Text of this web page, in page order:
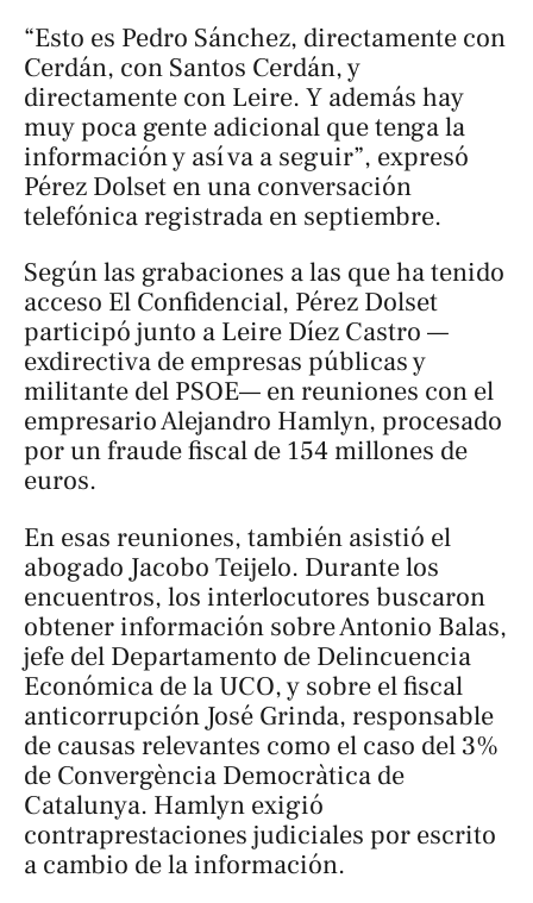
“Esto es Pedro Sánchez, directamente con
Cerdán, con Santos Cerdán, y
directamente con Leire. Y además hay
muy poca gente adicional que tenga la
información y así va a seguir”, expresó
Pérez Dolset en una conversación
telefónica registrada en septiembre.
Según las grabaciones a las que ha tenido
acceso El Confidencial, Pérez Dolset
participó junto a Leire Díez Castro —
exdirectiva de empresas públicas y
militante del PSOE— en reuniones con el
empresario Alejandro Hamlyn, procesado
por un fraude fiscal de 154 millones de
euros.
En esas reuniones, también asistió el
abogado Jacobo Teijelo. Durante los
encuentros, los interlocutores buscaron
obtener información sobre Antonio Balas,
jefe del Departamento de Delincuencia
Económica de la UCO, y sobre el fiscal
anticorrupción José Grinda, responsable
de causas relevantes como el caso del 3%
de Convergència Democràtica de
Catalunya. Hamlyn exigió
contraprestaciones judiciales por escrito
a cambio de la información.